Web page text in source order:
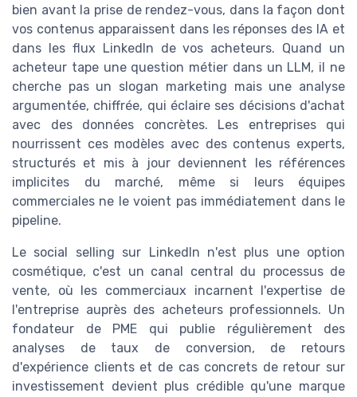
bien avant la prise de rendez-vous, dans la façon dont
vos contenus apparaissent dans les réponses des IA et
dans les flux LinkedIn de vos acheteurs. Quand un
acheteur tape une question métier dans un LLM, il ne
cherche pas un slogan marketing mais une analyse
argumentée, chiffrée, qui éclaire ses décisions d'achat
avec des données concrètes. Les entreprises qui
nourrissent ces modèles avec des contenus experts,
structurés et mis à jour deviennent les références
implicites du marché, même si leurs équipes
commerciales ne le voient pas immédiatement dans le
pipeline.
Le social selling sur LinkedIn n'est plus une option
cosmétique, c'est un canal central du processus de
vente, où les commerciaux incarnent l'expertise de
l'entreprise auprès des acheteurs professionnels. Un
fondateur de PME qui publie régulièrement des
analyses de taux de conversion, de retours
d'expérience clients et de cas concrets de retour sur
investissement devient plus crédible qu'une marque